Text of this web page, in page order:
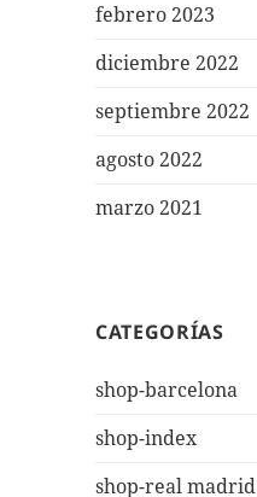
febrero 2023
diciembre 2022
septiembre 2022
agosto 2022
marzo 2021
CATEGORÍAS
shop-barcelona
shop-index
shop-real madrid